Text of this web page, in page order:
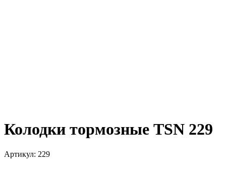
Колодки тормозные TSN 229
Артикул: 229